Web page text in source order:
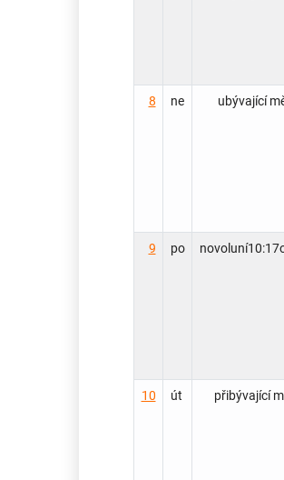
8 ne ubývající
9 po novoluní10:17
10 út přibývající